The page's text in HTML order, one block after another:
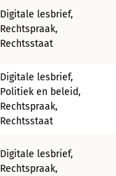
Digitale lesbrief,
Rechtspraak,
Rechtsstaat
Digitale lesbrief,
Politiek en beleid,
Rechtspraak,
Rechtsstaat
Digitale lesbrief,
Rechtspraak,